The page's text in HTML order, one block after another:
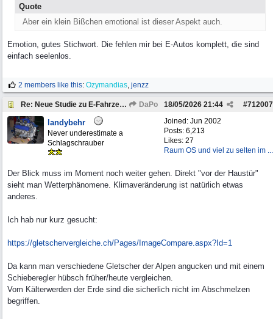
Quote
Aber ein klein Bißchen emotional ist dieser Aspekt auch.
Emotion, gutes Stichwort. Die fehlen mir bei E-Autos komplett, die sind
einfach seelenlos.
2 members like this: Ozymandias, jenzz
Re: Neue Studie zu E-Fahrzeugen DaPo #712007
18/05/2026 21:44
Joined: Jun 2002
Posts: 6,213
Likes: 27
Raum OS und viel zu selten im ...
landybehr
Never underestimate a
Schlagschrauber
Der Blick muss im Moment noch weiter gehen. Direkt "vor der Haustür"
sieht man Wetterphänomene. Klimaveränderung ist natürlich etwas
anderes.
Ich hab nur kurz gesucht:
https://gletschervergleiche.ch/Pages/ ImageCompare.aspx?Id=1
Da kann man verschiedene Gletscher der Alpen angucken und mit einem
Schieberegler hübsch früher/heute vergleichen.
Vom Kälterwerden der Erde sind die sicherlich nicht im Abschmelzen
begriffen.